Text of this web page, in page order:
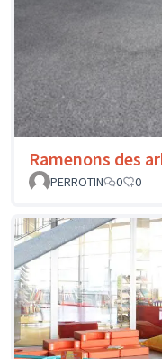
Ramenons des
PERROTIN
0 0